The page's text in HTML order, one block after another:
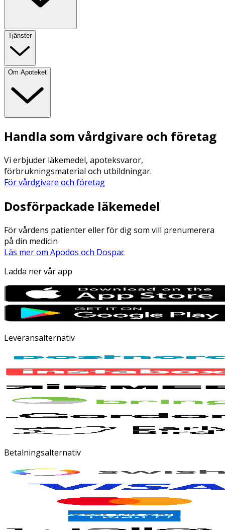
Tjänster
Om Apoteket
Handla som vårdgivare och företag
Vi erbjuder läkemedel, apoteksvaror,
förbrukningsmaterial och utbildningar.
För vårdgivare och företag
Dosförpackade läkemedel
För vårdens patienter eller för dig som vill prenumerera
på din medicin
Läs mer om Apodos och Dospac
Ladda ner vår app
Leveransalternativ
Betalningsalternativ